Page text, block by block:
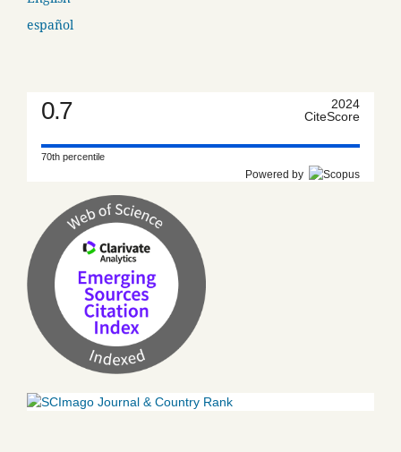
español
0.7
2024
CiteScore
70th percentile
Powered by